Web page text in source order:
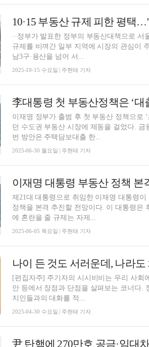
10·15 부동산 규제 피한 평택
··정부가 발표한 정부의 부동산대책으로
규제를 비껴간 일부 지역에 시장의 관심이 주목받고 있다. 15일 국토
남3구·용산을 넘어 서...
2025-10-15 수요일 | 주현태 기자
이재명 정부가 출범 후 첫 부동산 정책으로
던 수도권 부동산 시장에 제동을 걸었다.
번 방안은 주택담보대출 한...
2025-06-30 월요일 | 주현태 기자
제21대 대통령으로 취임한 이재명 대통령
정책을 본격 추진할 전망이다. 이 대통령은
에 혼란을 줄 규제는 자제...
2025-06-05 목요일 | 주현태 기자
[편집자주] 주기자의 시시비비는 우리 사회
안 등에서 장점과 단점을 살펴보는 코너다.
지인들과의 대화를 적...
2025-04-30 수요일 | 주현태 기자